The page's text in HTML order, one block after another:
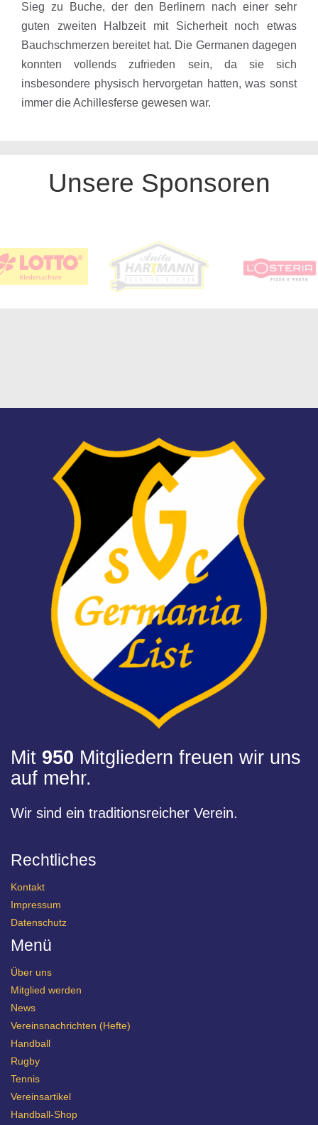
Sieg zu Buche, der den Berlinern nach einer sehr
guten zweiten Halbzeit mit Sicherheit noch etwas
Bauchschmerzen bereitet hat. Die Germanen dagegen
konnten vollends zufrieden sein, da sie sich
insbesondere physisch hervorgetan hatten, was sonst
immer die Achillesferse gewesen war.
Unsere Sponsoren
Mit 950 Mitgliedern freuen wir uns
auf mehr.
Wir sind ein traditionsreicher Verein.
Rechtliches
Kontakt
Impressum
Datenschutz
Menü
Über uns
Mitglied werden
News
Vereinsnachrichten (Hefte)
Handball
Rugby
Tennis
Vereinsartikel
Handball-Shop